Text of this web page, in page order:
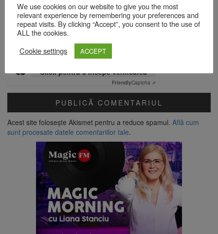
Site web
Click pentru a începe verificarea
FriendlyCaptcha ⇗
Acest site folosește Akismet pentru a reduce spamul. Află cum
sunt procesate datele comentariilor tale.
We use cookies on our website to give you the most
relevant experience by remembering your preferences and
repeat visits. By clicking “Accept”, you consent to the use of
ALL the cookies.
Cookie settings
ACCEPT